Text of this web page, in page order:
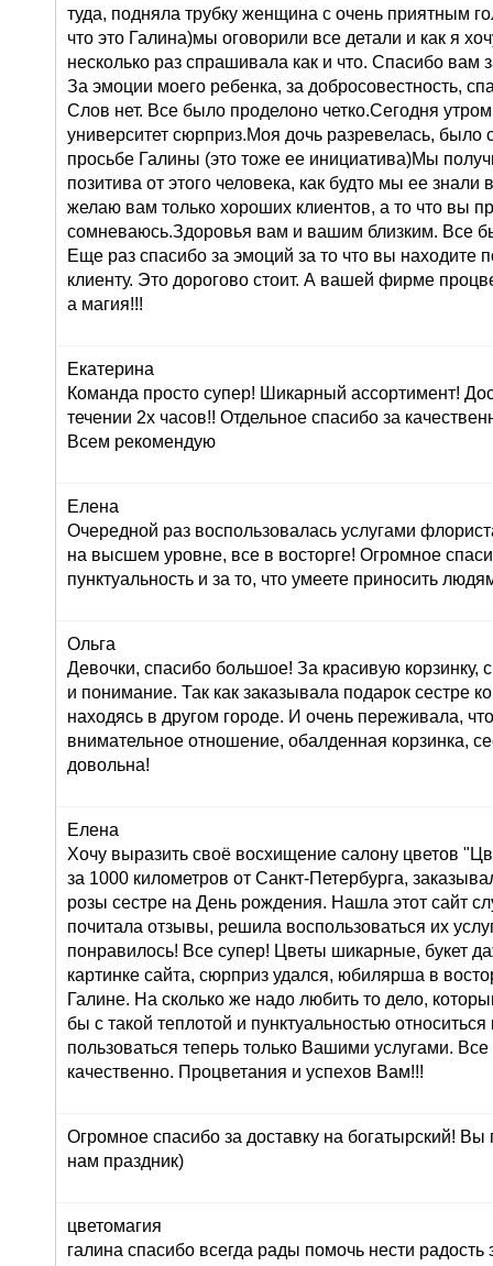
туда, подняла трубку женщина с очень приятным
что это Галина)мы оговорили все детали и как я
несколько раз спрашивала как и что. Спасибо вам
За эмоции моего ребенка, за добросовестность,
Слов нет. Все было проделоно четко.Сегодня
университет сюрприз.Моя дочь разревелась, было
просьбе Галины (это тоже ее инициатива)Мы
позитива от этого человека, как будто мы ее знали
желаю вам только хороших клиентов, а то что вы
сомневаюсь.Здоровья вам и вашим близким. Все
Еще раз спасибо за эмоций за то что вы находите
клиенту. Это дорогово стоит. А вашей фирме
а магия!!!
Екатерина
Команда просто супер! Шикарный ассортимент!
течении 2х часов!! Отдельное спасибо за
Всем рекомендую
Елена
Очередной раз воспользовалась услугами
на высшем уровне, все в восторге! Огромное
пунктуальность и за то, что умеете приносить
Ольга
Девочки, спасибо большое! За красивую корзинку,
и понимание. Так как заказывала подарок сестре
находясь в другом городе. И очень переживала,
внимательное отношение, обалденная корзинка,
довольна!
Елена
Хочу выразить своё восхищение салону цветов
за 1000 километров от Санкт-Петербурга,
розы сестре на День рождения. Нашла этот сайт
почитала отзывы, решила воспользоваться их
понравилось! Все супер! Цветы шикарные, букет
картинке сайта, сюрприз удался, юбилярша в
Галине. На сколько же надо любить то дело,
бы с такой теплотой и пунктуальностью
пользоваться теперь только Вашими услугами.
качественно. Процветания и успехов Вам!!!
Огромное спасибо за доставку на богатырский! Вы
нам праздник)
цветомагия
галина спасибо всегда рады помочь нести